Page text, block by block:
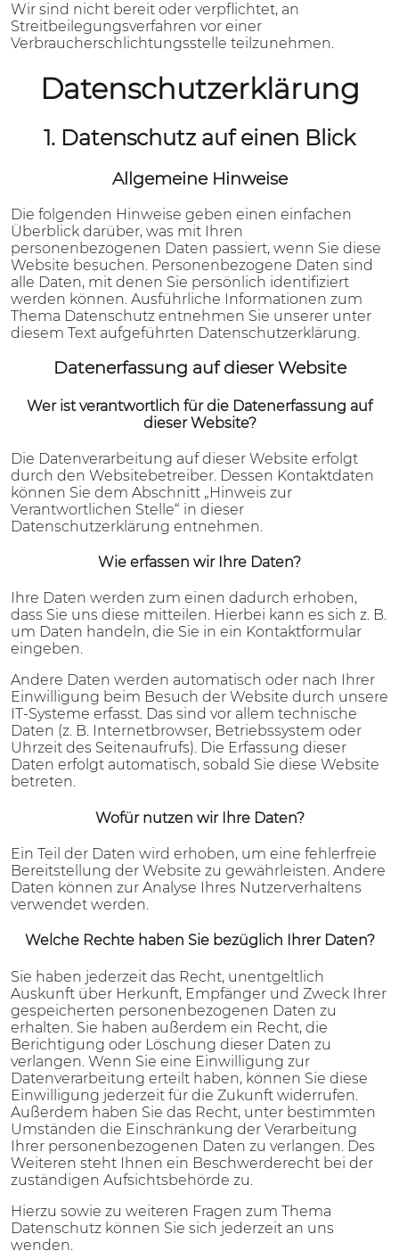
Wir sind nicht bereit oder verpflichtet, an
Streitbeilegungsverfahren vor einer
Verbraucherschlichtungsstelle teilzunehmen.
Datenschutz­erklärung
1. Datenschutz auf einen Blick
Allgemeine Hinweise
Die folgenden Hinweise geben einen einfachen
Überblick darüber, was mit Ihren
personenbezogenen Daten passiert, wenn Sie diese
Website besuchen. Personenbezogene Daten sind
alle Daten, mit denen Sie persönlich identifiziert
werden können. Ausführliche Informationen zum
Thema Datenschutz entnehmen Sie unserer unter
diesem Text aufgeführten Datenschutzerklärung.
Datenerfassung auf dieser Website
Wer ist verantwortlich für die Datenerfassung auf
dieser Website?
Die Datenverarbeitung auf dieser Website erfolgt
durch den Websitebetreiber. Dessen Kontaktdaten
können Sie dem Abschnitt „Hinweis zur
Verantwortlichen Stelle“ in dieser
Datenschutzerklärung entnehmen.
Wie erfassen wir Ihre Daten?
Ihre Daten werden zum einen dadurch erhoben,
dass Sie uns diese mitteilen. Hierbei kann es sich z. B.
um Daten handeln, die Sie in ein Kontaktformular
eingeben.
Andere Daten werden automatisch oder nach Ihrer
Einwilligung beim Besuch der Website durch unsere
IT-Systeme erfasst. Das sind vor allem technische
Daten (z. B. Internetbrowser, Betriebssystem oder
Uhrzeit des Seitenaufrufs). Die Erfassung dieser
Daten erfolgt automatisch, sobald Sie diese Website
betreten.
Wofür nutzen wir Ihre Daten?
Ein Teil der Daten wird erhoben, um eine fehlerfreie
Bereitstellung der Website zu gewährleisten. Andere
Daten können zur Analyse Ihres Nutzerverhaltens
verwendet werden.
Welche Rechte haben Sie bezüglich Ihrer Daten?
Sie haben jederzeit das Recht, unentgeltlich
Auskunft über Herkunft, Empfänger und Zweck Ihrer
gespeicherten personenbezogenen Daten zu
erhalten. Sie haben außerdem ein Recht, die
Berichtigung oder Löschung dieser Daten zu
verlangen. Wenn Sie eine Einwilligung zur
Datenverarbeitung erteilt haben, können Sie diese
Einwilligung jederzeit für die Zukunft widerrufen.
Außerdem haben Sie das Recht, unter bestimmten
Umständen die Einschränkung der Verarbeitung
Ihrer personenbezogenen Daten zu verlangen. Des
Weiteren steht Ihnen ein Beschwerderecht bei der
zuständigen Aufsichtsbehörde zu.
Hierzu sowie zu weiteren Fragen zum Thema
Datenschutz können Sie sich jederzeit an uns
wenden.